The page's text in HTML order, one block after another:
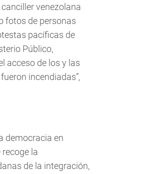
venezolana
fotos de personas
pacíficas de
Público,
acceso de los y las
incendiadas”,
democracia en
la
de la integración,